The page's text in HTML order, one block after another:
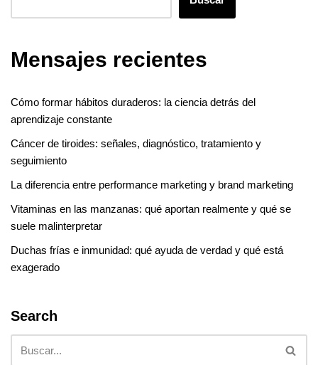
Mensajes recientes
Cómo formar hábitos duraderos: la ciencia detrás del
aprendizaje constante
Cáncer de tiroides: señales, diagnóstico, tratamiento y
seguimiento
La diferencia entre performance marketing y brand marketing
Vitaminas en las manzanas: qué aportan realmente y qué se
suele malinterpretar
Duchas frías e inmunidad: qué ayuda de verdad y qué está
exagerado
Search